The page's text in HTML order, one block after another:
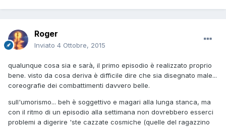
Roger
Inviato 4 Ottobre, 2015
qualunque cosa sia e sarà, il primo episodio è realizzato proprio
bene. visto da cosa deriva è difficile dire che sia disegnato male...
coreografie dei combattimenti davvero belle.
sull'umorismo... beh è soggettivo e magari alla lunga stanca, ma
con il ritmo di un episodio alla settimana non dovrebbero esserci
problemi a digerire 'ste cazzate cosmiche (quelle del ragazzino